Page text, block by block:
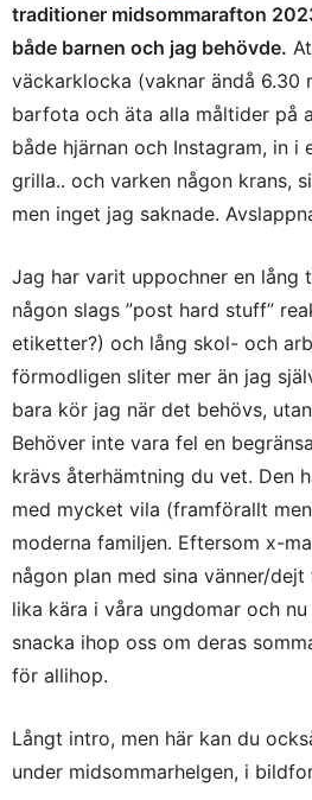
traditioner midsommarafton
både barnen och jag behövde.
väckarklocka (vaknar ändå 6.30
barfota och äta alla måltider på
både hjärnan och Instagram, in i
grilla.. och varken någon krans,
men inget jag saknade.
Jag har varit uppochner en lång
någon slags ”post hard stuff”
etiketter?) och lång skol- och
förmodligen sliter mer än jag
bara kör jag när det behövs,
Behöver inte vara fel en
krävs återhämtning du vet. Den
med mycket vila (framförallt
moderna familjen. Eftersom x-
någon plan med sina vänner/
lika kära i våra ungdomar och
snacka ihop oss om deras
för allihop.
Långt intro, men här kan du
under midsommarhelgen, i